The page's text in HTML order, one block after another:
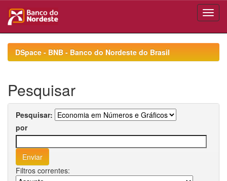
navigationDSpace - BNB - Banco do Nordeste do Brasil
Pesquisar
Pesquisar:
por
Filtros correntes: